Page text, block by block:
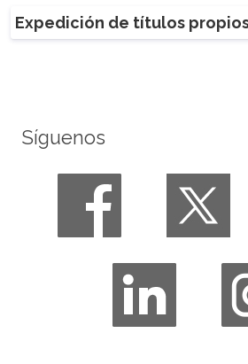
Expedición de títulos
Síguenos